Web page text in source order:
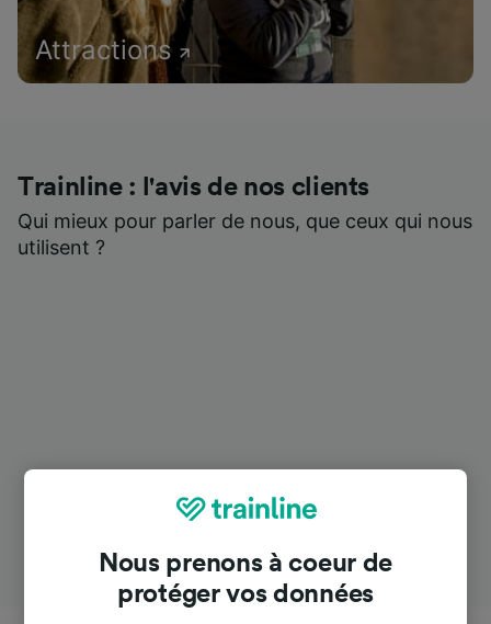
Attractions
Trainline : l'avis de nos clients
Qui mieux pour parler de nous, que ceux qui nous
utilisent ?
Nous prenons à coeur de
protéger vos données